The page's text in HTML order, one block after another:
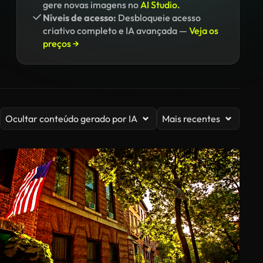
gere novas imagens noAI Studio.
Níveis de acesso: Desbloqueie acesso
criativo completo e IA avançada — Veja os
preços →
Ocultar conteúdo gerado por IA Mais recentes